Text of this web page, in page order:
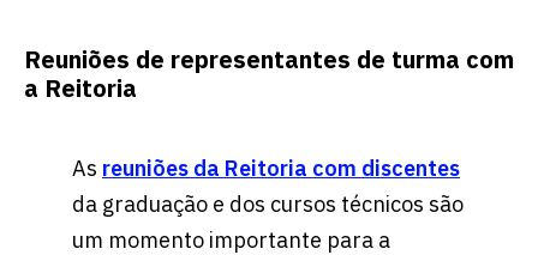
Reuniões de representantes de turma com
a Reitoria
As reuniões da Reitoria com discentes
da graduação e dos cursos técnicos são
um momento importante para a